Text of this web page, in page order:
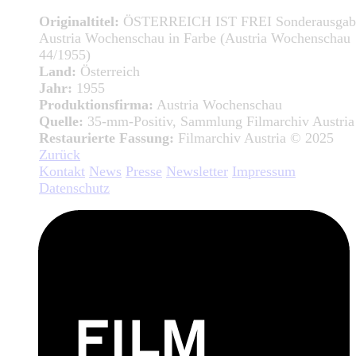
Originaltitel: ÖSTERREICH IST FREI
Austria Wochenschau in Farbe (Austria Wochenschau
44/1955)
Land: Österreich
Jahr: 1955
Produktionsfirma: Austria Wochenschau
Quelle: 35-mm-Positiv, Sammlung Filmarchiv Austria
Restaurierte Fassung: Filmarchiv Austria © 2025
Zurück
Kontakt News Presse Newsletter Impressum
Datenschutz